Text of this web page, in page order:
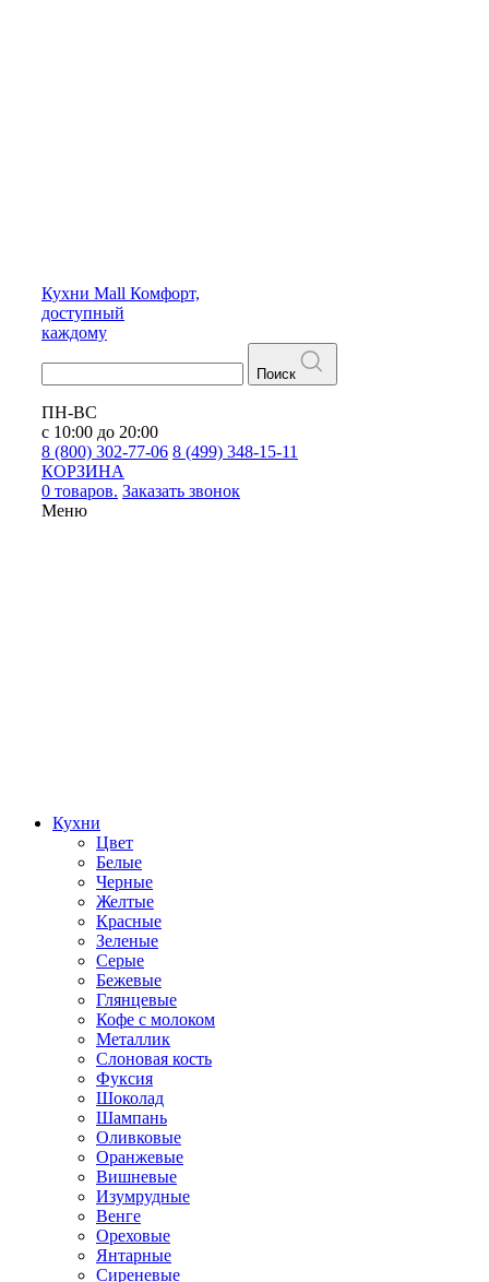
Кухни Mall Комфорт,
доступный
каждому
Поиск
ПН-ВС
с 10:00 до 20:00
8 (800) 302-77-06 8 (499) 348-15-11
КОРЗИНА
0 товаров. Заказать звонок
Меню
Кухни
Цвет
Белые
Черные
Желтые
Красные
Зеленые
Серые
Бежевые
Глянцевые
Кофе с молоком
Металлик
Слоновая кость
Фуксия
Шоколад
Шампань
Оливковые
Оранжевые
Вишневые
Изумрудные
Венге
Ореховые
Янтарные
Сиреневые